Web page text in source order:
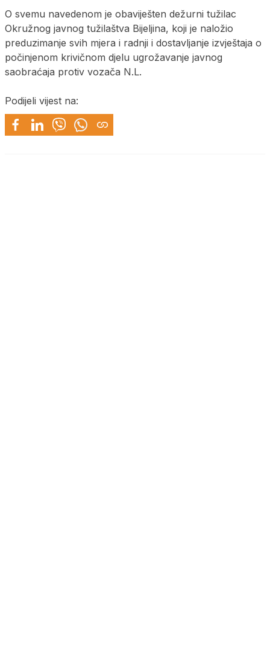
O svemu navedenom je obaviješten dežurni tužilac
Okružnog javnog tužilaštva Bijeljina, koji je naložio
preduzimanje svih mjera i radnji i dostavljanje izvještaja o
počinjenom krivičnom djelu ugrožavanje javnog
saobraćaja protiv vozača N.L.
Podijeli vijest na: